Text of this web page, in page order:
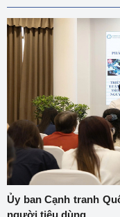
Ủy ban Cạnh tranh